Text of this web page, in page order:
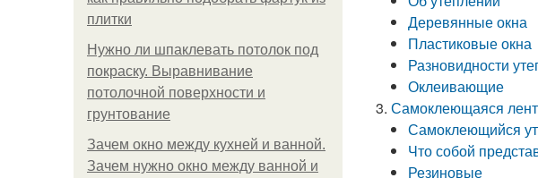
плитки
Нужно ли шпаклевать потолок под
покраску. Выравнивание
потолочной поверхности и
грунтование
Зачем окно между кухней и ванной.
Зачем нужно окно между ванной и
Деревянные окна
Пластиковые окна
Разновидности
Оклеивающие
Самоклеющаяся
Самоклеющийся
Что собой
Резиновые